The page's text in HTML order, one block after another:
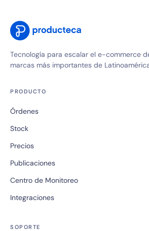
Tecnología para escalar el e-commerce
marcas más importantes de
PRODUCTO
Órdenes
Stock
Precios
Publicaciones
Centro de Monitoreo
Integraciones
SOPORTE